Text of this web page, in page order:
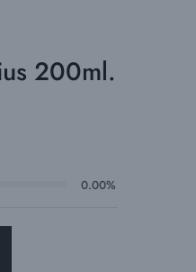
200ml.
0.00%